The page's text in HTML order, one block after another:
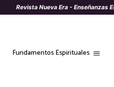
Revista Nueva Era - Enseñanzas
Fundamentos Espirituales